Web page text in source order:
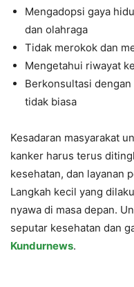
Mengadopsi gaya
dan olahraga
Tidak merokok dan
Mengetahui riwayat
Berkonsultasi
tidak biasa
Kesadaran masyarakat
kanker harus terus
kesehatan, dan layanan
Langkah kecil yang
nyawa di masa depan.
seputar kesehatan dan
Kundurnews.